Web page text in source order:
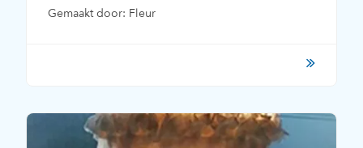
Gemaakt door: Fleur